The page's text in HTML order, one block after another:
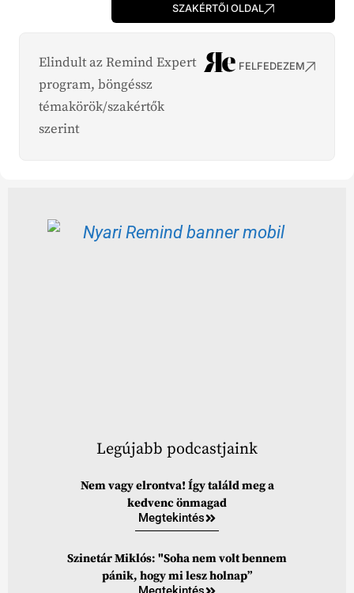
SZAKÉRTŐI OLDAL
Elindult az Remind Expert
program, böngéssz
témakörök/szakértők
szerint
FELFEDEZEM
Legújabb podcastjaink
Nem vagy elrontva! Így találd meg a
kedvenc önmagad
Megtekintés
Szinetár Miklós: "Soha nem volt bennem
pánik, hogy mi lesz holnap”